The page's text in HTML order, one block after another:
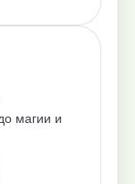
магии и